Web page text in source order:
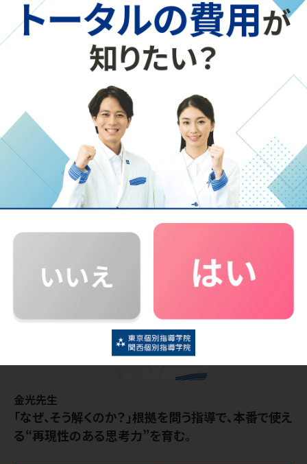
後輩へのメッセージ
受験は長期戦ですが、一人で抱え込む必要はありません。困
ったときは東京個別の先生を頼ってみてください。自分の現
在地と目標に合わせて、やるべきことを明確に示してくれま
す。あとは自分と先生を信じて走り抜くだけです。応援してい
ます！
鈴木さんを支えた先生
金光先生
「なぜ、そう解くのか？」根拠を問う指導で、本番で使え
る“再現性のある思考力”を育む。